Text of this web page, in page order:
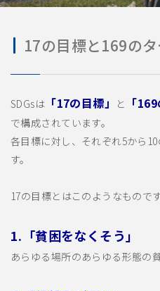
17の目標と169の
SDGsは 「17の目標」 と 「
で構成されています。
各目標に対し、それぞれ5から
す。
17の目標とはこのようなものです
1.「貧困をなくそう」
あらゆる場所のあらゆる形態の